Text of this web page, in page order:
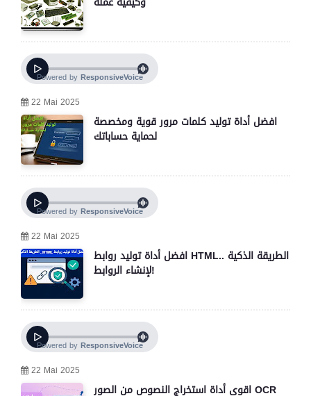
22 Mai 2025
افضل أداة توليد كلمات مرور قوية ومخصصة
لحماية حساباتك
22 Mai 2025
افضل أداة توليد روابط HTML.. الطريقة الذكية
لإنشاء الروابط!
22 Mai 2025
اقوى أداة استخراج النصوص من الصور OCR